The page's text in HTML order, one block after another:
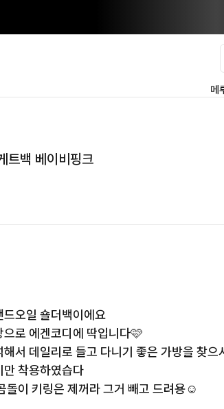
메
트백 베이비핑크
오일 숄더백이에요
로 에겐코디에 딱입니다🩷
서 데일리로 들고 다니기 좋은 가방을 찾으
착용하였습다
돌이 키링은 제꺼라 그거 빼고 드려용☺️